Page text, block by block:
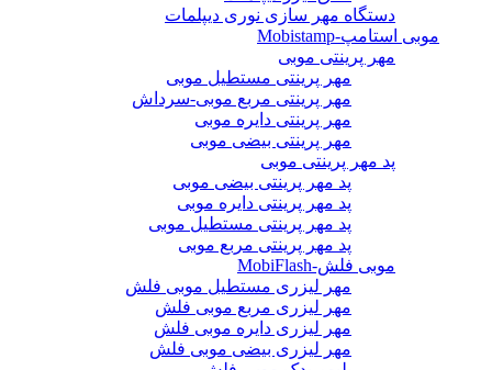
دستگاه مهر سازی نوری دیپلمات
موبی استامپ-Mobistamp
مهر پرینتی موبی
مهر پرینتی مستطیل موبی
مهر پرینتی مربع موبی-سرداش
مهر پرینتی دایره موبی
مهر پرینتی بیضی موبی
پد مهر پرینتی موبی
پد مهر پرینتی بیضی موبی
پد مهر پرینتی دایره موبی
پد مهر پرینتی مستطیل موبی
پد مهر پرینتی مربع موبی
موبی فلش-MobiFlash
مهر لیزری مستطیل موبی فلش
مهر لیزری مربع موبی فلش
مهر لیزری دایره موبی فلش
مهر لیزری بیضی موبی فلش